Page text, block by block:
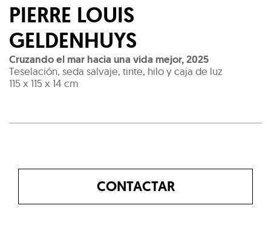
PIERRE LOUIS
GELDENHUYS
Cruzando el mar hacia una vida mejor,2025
Teselación, seda salvaje, tinte, hilo y caja de luz
115 x 115 x 14 cm
CONTACTAR